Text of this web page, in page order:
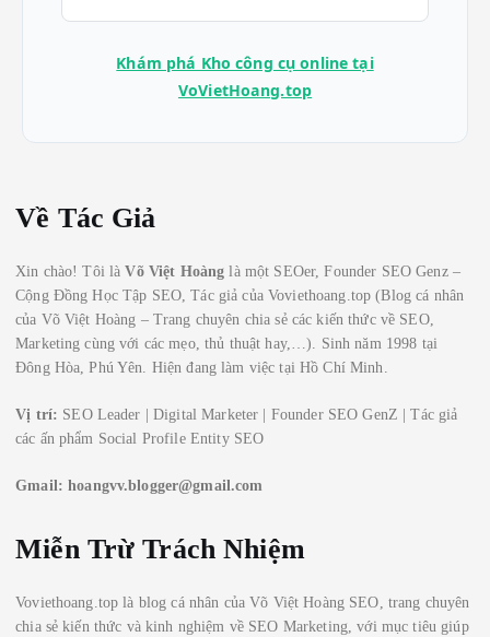
Khám phá Kho công cụ online tại
VoVietHoang.top
Về Tác Giả
Xin chào! Tôi làVõ Việt Hoàng là một SEOer, Founder SEO Genz –
Cộng Đồng Học Tập SEO, Tác giả của Voviethoang.top (Blog cá nhân
của Võ Việt Hoàng – Trang chuyên chia sẻ các kiến thức về SEO,
Marketing cùng với các mẹo, thủ thuật hay,…). Sinh năm 1998 tại
Đông Hòa, Phú Yên. Hiện đang làm việc tại Hồ Chí Minh.
Vị trí: SEO Leader | Digital Marketer | Founder SEO GenZ | Tác giả
các ấn phẩm Social Profile Entity SEO
Gmail:hoangvv.blogger@gmail.com
Miễn Trừ Trách Nhiệm
Voviethoang.top là blog cá nhân của Võ Việt Hoàng SEO, trang chuyên
chia sẻ kiến thức và kinh nghiệm về SEO Marketing, với mục tiêu giúp